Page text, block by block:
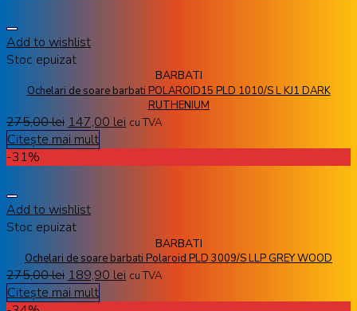
Add to wishlist
Stoc epuizat
BARBATI
Ochelari de soare barbati POLAROID15 PLD 1010/S L KJ1 DARK
RUTHENIUM
275,00lei 147,00 lei cu TVA
Citește mai mult
-31%
Add to wishlist
Stoc epuizat
BARBATI
Ochelari de soare barbati Polaroid PLD 3009/S LLP GREY WOOD
275,00lei 189,90 lei cu TVA
Citește mai mult